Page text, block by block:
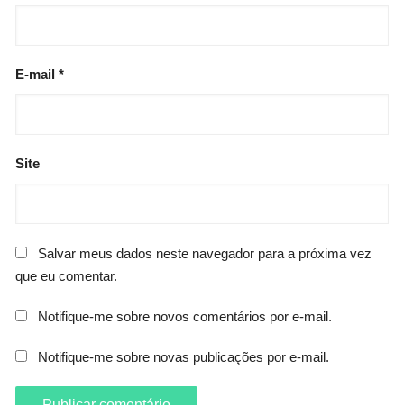
E-mail*
Site
Salvar meus dados neste navegador para a próxima vez
que eu comentar.
Notifique-me sobre novos comentários por e-mail.
Notifique-me sobre novas publicações por e-mail.